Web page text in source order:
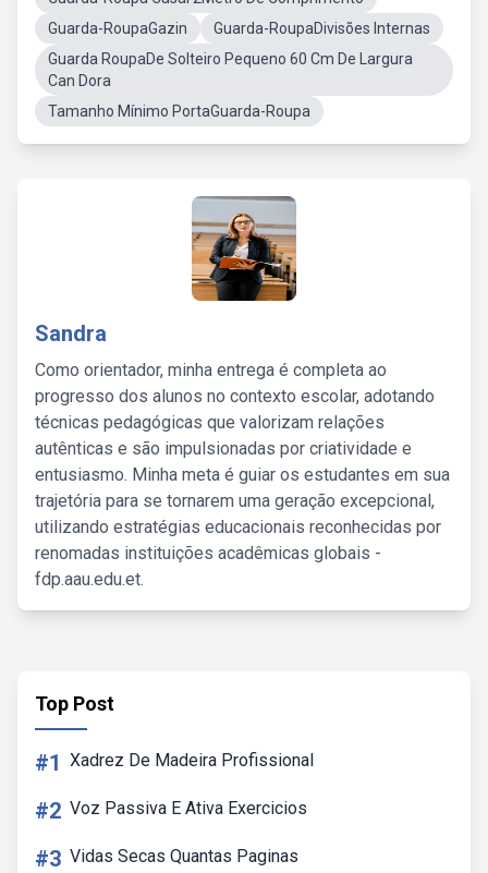
Guarda-RoupaGazin
Guarda-RoupaDivisões Internas
Guarda RoupaDe Solteiro Pequeno 60 Cm De Largura
Can Dora
Tamanho Mínimo PortaGuarda-Roupa
Sandra
Como orientador, minha entrega é completa ao
progresso dos alunos no contexto escolar, adotando
técnicas pedagógicas que valorizam relações
autênticas e são impulsionadas por criatividade e
entusiasmo. Minha meta é guiar os estudantes em sua
trajetória para se tornarem uma geração excepcional,
utilizando estratégias educacionais reconhecidas por
renomadas instituições acadêmicas globais -
fdp.aau.edu.et.
Top Post
#1 Xadrez De Madeira Profissional
#2 Voz Passiva E Ativa Exercicios
#3 Vidas Secas Quantas Paginas